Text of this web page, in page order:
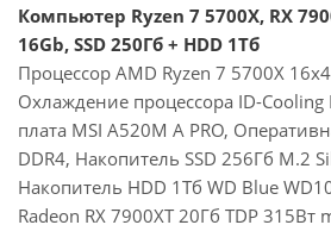
Компьютер Ryzen 7 5700X, RX
16Gb, SSD 250Гб + HDD 1Тб
Процессор AMD Ryzen 7 5700X
Охлаждение процессора ID-Cooling
плата MSI A520M A PRO,
DDR4, Накопитель SSD 256Гб M.2
Накопитель HDD 1Тб WD Blue
Radeon RX 7900XT 20Гб TDP 315Вт